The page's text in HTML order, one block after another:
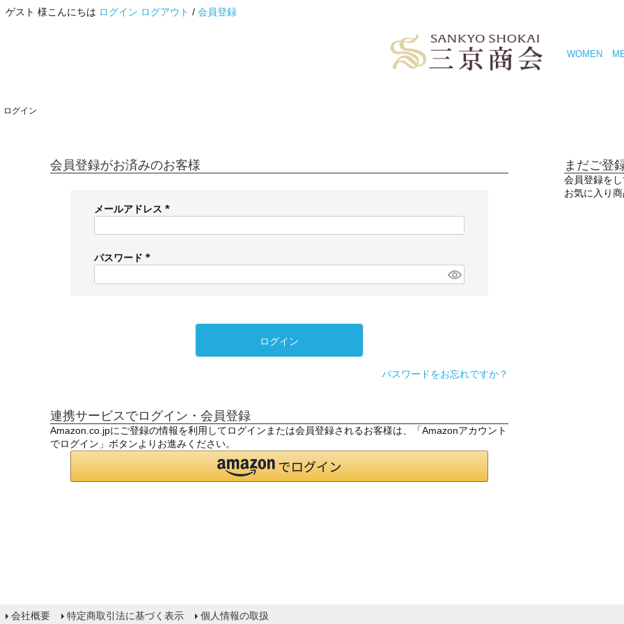
ゲスト 様こんにちは ログイン ログアウト / 会員登録
WOMEN
ログイン
会員登録がお済みのお客様
メールアドレス
必
)
パスワード
必
ログイン
パスワードをお忘れですか？
連携サービスでログイン・会員登録
Amazon.co.jpにご登録の情報を利用してログインまたは会員登録されるお客様は、「Amazonアカウント
でログイン」ボタンよりお進みください。
まだご登
会員登録を
お気に入り
会社概要 特定商取引法に基づく表示 個人情報の取扱